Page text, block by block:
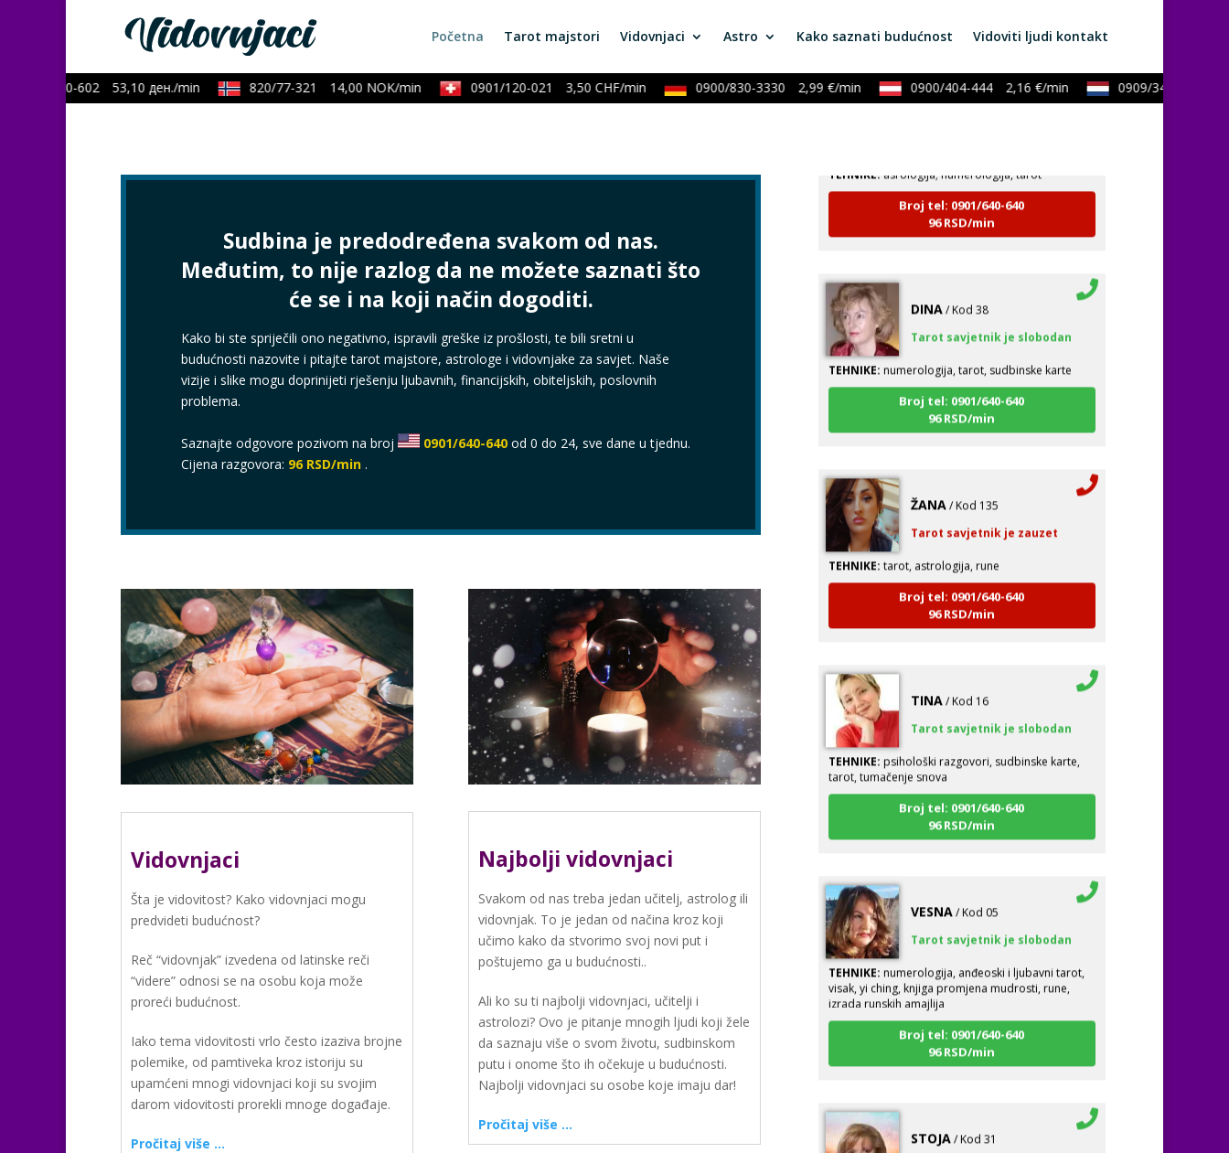
Početna Tarot majstori Vidovnjaci Astro Kako saznati budućnost Vidoviti ljudi kontakt
0590/40-602 53,10 ден./min 820/77-321 14,00 NOK/min 0901/120-021 3,50 CHF/min 0900/830-3330 2,99 €/min 0900/404-444 2,16 €/min 0909/343-43-43
Sudbina je predodređena svakom od nas.
Međutim, to nije razlog da ne možete saznati što
će se i na koji način dogoditi.
Kako bi ste spriječili ono negativno, ispravili greške iz prošlosti, te bili sretni u
budućnosti nazovite i pitajte tarot majstore, astrologe i vidovnjake za savjet. Naše
vizije i slike mogu doprinijeti rješenju ljubavnih, financijskih, obiteljskih, poslovnih
problema.
Saznajte odgovore pozivom na broj 0901/640-640 od 0 do 24, sve dane u tjednu.
Cijena razgovora: 96 RSD/min .
Vidovnjaci
Šta je vidovitost? Kako vidovnjaci mogu
predvideti budućnost?
Reč “vidovnjak” izvedena od latinske reči
“videre” odnosi se na osobu koja može
proreći budućnost.
Iako tema vidovitosti vrlo često izaziva brojne
polemike, od pamtiveka kroz istoriju su
upamćeni mnogi vidovnjaci koji su svojim
darom vidovitosti prorekli mnoge događaje.
Pročitaj više …
Najbolji vidovnjaci
Svakom od nas treba jedan učitelj, astrolog ili
vidovnjak. To je jedan od načina kroz koji
učimo kako da stvorimo svoj novi put i
poštujemo ga u budućnosti..
Ali ko su ti najbolji vidovnjaci, učitelji i
astrolozi? Ovo je pitanje mnogih ljudi koji žele
da saznaju više o svom životu, sudbinskom
putu i onome što ih očekuje u budućnosti.
Najbolji vidovnjaci su osobe koje imaju dar!
Pročitaj više …
KRISTINA/ Kod 160
Broj tel: 0901/640-640
96 RSD/min
Tarot savjetnik je slobodan
TEHNIKE:numerologija, tarot, sudbinske karte
Broj tel: 0901/640-640
96 RSD/min
Tarot savjetnik je zauzet
TEHNIKE:tarot, astrologija, rune
Broj tel: 0901/640-640
96 RSD/min
Tarot savjetnik je slobodan
TEHNIKE:psihološki razgovori, sudbinske karte,
tarot, tumačenje snova
Broj tel: 0901/640-640
96 RSD/min
Tarot savjetnik je slobodan
TEHNIKE:numerologija, anđeoski i ljubavni tarot,
visak, yi ching, knjiga promjena mudrosti, rune,
izrada runskih amajlija
Broj tel: 0901/640-640
96 RSD/min
Tarot savjetnik je slobodan